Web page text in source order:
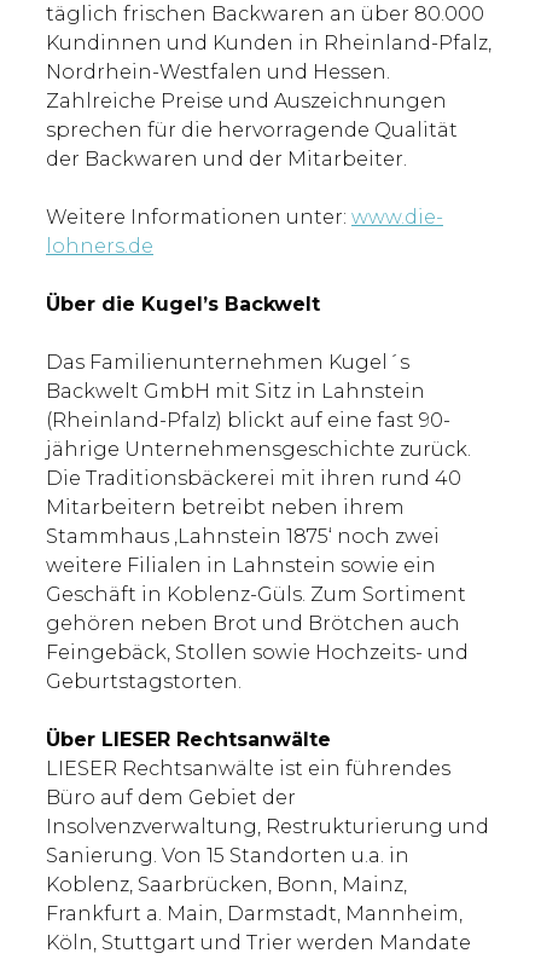
täglich frischen Backwaren an über 80.000
Kundinnen und Kunden in Rheinland-Pfalz,
Nordrhein-Westfalen und Hessen.
Zahlreiche Preise und Auszeichnungen
sprechen für die hervorragende Qualität
der Backwaren und der Mitarbeiter.
Weitere Informationen unter: www.die-
lohners.de
Über die Kugel’s Backwelt
Das Familienunternehmen Kugel´s
Backwelt GmbH mit Sitz in Lahnstein
(Rheinland-Pfalz) blickt auf eine fast 90-
jährige Unternehmensgeschichte zurück.
Die Traditionsbäckerei mit ihren rund 40
Mitarbeitern betreibt neben ihrem
Stammhaus ‚Lahnstein 1875‘ noch zwei
weitere Filialen in Lahnstein sowie ein
Geschäft in Koblenz-Güls. Zum Sortiment
gehören neben Brot und Brötchen auch
Feingebäck, Stollen sowie Hochzeits- und
Geburtstagstorten.
Über LIESER Rechtsanwälte
LIESER Rechtsanwälte ist ein führendes
Büro auf dem Gebiet der
Insolvenzverwaltung, Restrukturierung und
Sanierung. Von 15 Standorten u.a. in
Koblenz, Saarbrücken, Bonn, Mainz,
Frankfurt a. Main, Darmstadt, Mannheim,
Köln, Stuttgart und Trier werden Mandate